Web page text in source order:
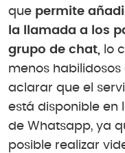
que permite
la llamada a los
grupo de chat, lo
menos
aclarar que el
está disponible en
de Whatsapp, ya
posible realizar